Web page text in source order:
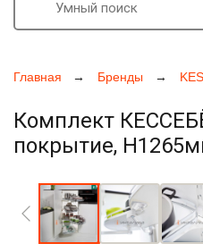
Главная Бренды
Комплект
покрытие,